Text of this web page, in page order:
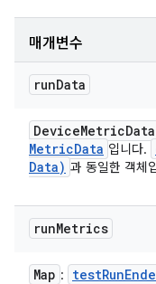
매개변수
runData
DeviceMetricData
MetricData 입니다.
Data) 과 동일한 객체
runMetrics
Map :